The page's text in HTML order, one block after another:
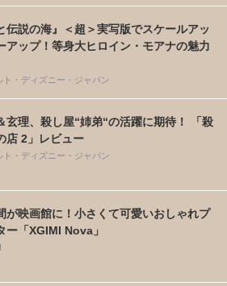
伝説の海』＜超＞実写版でスケールアッ
アップ！等身大ヒロイン・モアナの魅力
ト・ディズニー・ジャパン
玄理、殺し屋“姉弟“の活躍に期待！ 「殺
店 2」レビュー
ト・ディズニー・ジャパン
が映画館に！小さくて可愛いおしゃれプ
ー「XGIMI Nova」